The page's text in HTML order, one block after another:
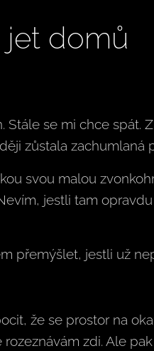
jet domů
Stále se mi chce spát.
zůstala zachumlaná
svou malou
jestli tam
přemýšlet, jestli už
že se prostor na
zdi. Ale